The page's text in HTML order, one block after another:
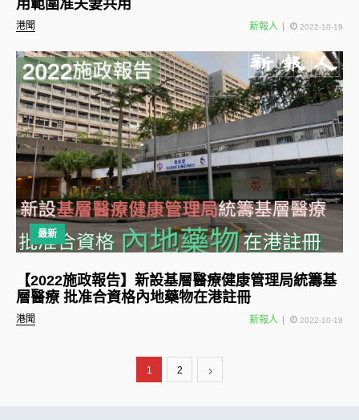
港聞
用範圍准夫妻共用
新報人 2022-10-19
最新
港聞
【2022施政報告】新設基層醫療健康管理局統籌基
層醫療 批准合資格內地藥物在港註冊
新報人 2022-10-19
1 2